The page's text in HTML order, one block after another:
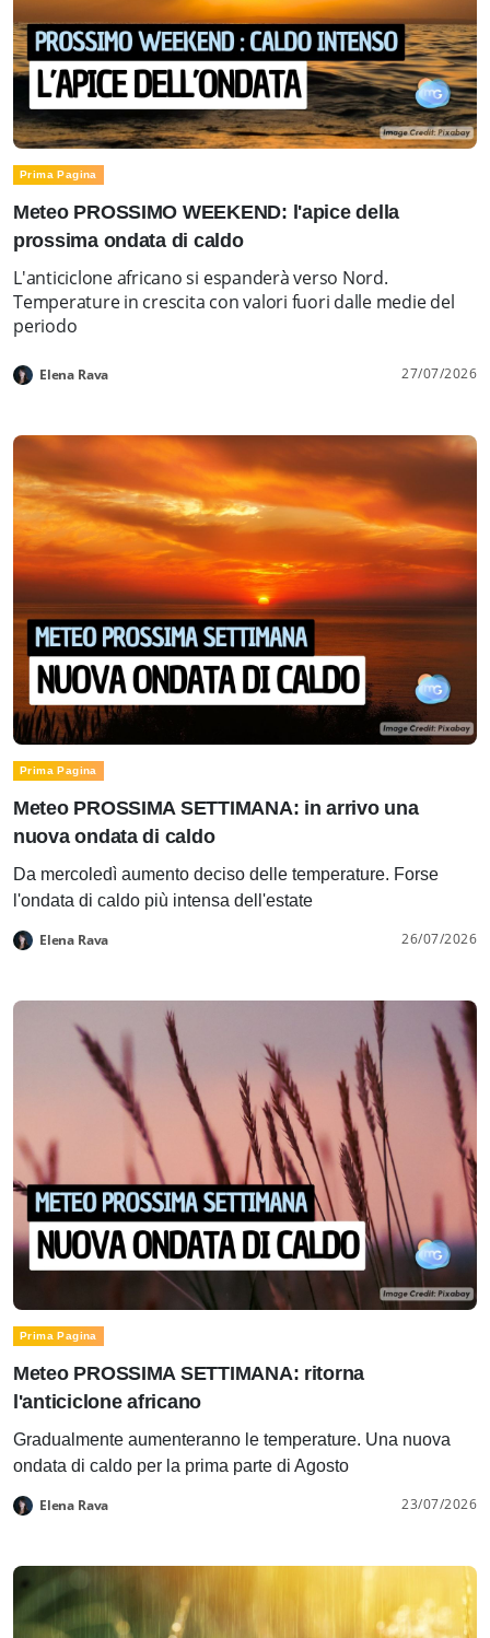
Prima Pagina
Meteo PROSSIMO WEEKEND: l'apice della
prossima ondata di caldo
L'anticiclone africano si espanderà verso Nord.
Temperature in crescita con valori fuori dalle medie del
periodo
Elena Rava 27/07/2026
Prima Pagina
Meteo PROSSIMA SETTIMANA: in arrivo una
nuova ondata di caldo
Da mercoledì aumento deciso delle temperature. Forse
l'ondata di caldo più intensa dell'estate
Elena Rava 26/07/2026
Prima Pagina
Meteo PROSSIMA SETTIMANA: ritorna
l'anticiclone africano
Gradualmente aumenteranno le temperature. Una nuova
ondata di caldo per la prima parte di Agosto
Elena Rava 23/07/2026